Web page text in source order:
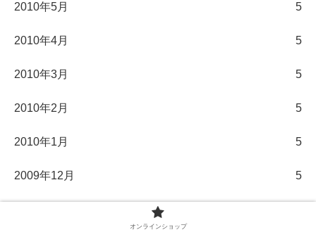
2010年5月 5
2010年4月 5
2010年3月 5
2010年2月 5
2010年1月 5
2009年12月 5
オンラインショップ